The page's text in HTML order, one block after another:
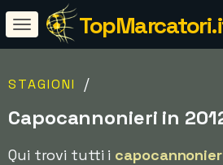
STAGIONI /
Capocannonieri in
Qui trovi tutti i